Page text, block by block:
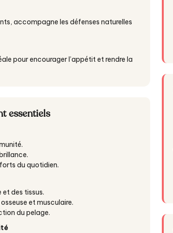
accompagne les défenses naturelles
pour encourager l’appétit et rendre la
essentiels
du quotidien.
et des tissus.
et musculaire.
du pelage.